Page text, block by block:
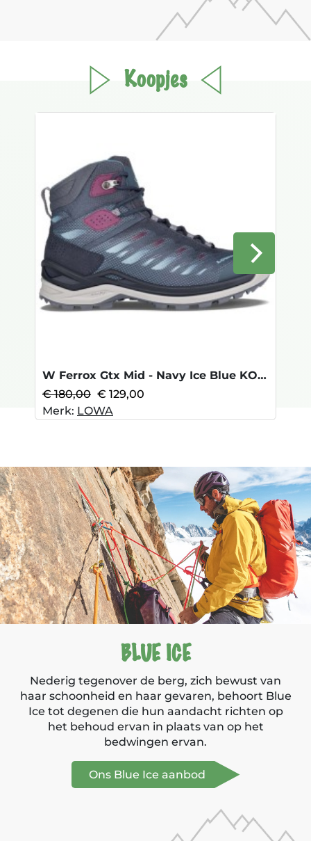
Koopjes
W Ferrox Gtx Mid - Navy Ice Blue KOOPJE
€ 180,00 € 129,00
Merk: LOWA
BLUE ICE
Nederig tegenover de berg, zich bewust van
haar schoonheid en haar gevaren, behoort Blue
Ice tot degenen die hun aandacht richten op
het behoud ervan in plaats van op het
bedwingen ervan.
Ons Blue Ice aanbod